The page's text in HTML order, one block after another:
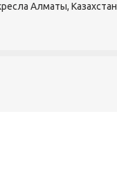
Алматы, Казахстан